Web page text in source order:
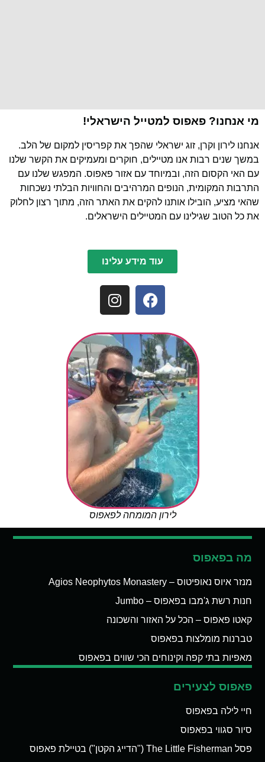
מי אנחנו? פאפוס למטייל הישראלי!
אנחנו לירון וקרן, זוג ישראלי שהפך את קפריסין למקום של הלב.
במשך שנים רבות אנו מטיילים, חוקרים ומעמיקים את הקשר שלנו
עם האי הקסום הזה, ובמיוחד עם אזור פאפוס. המפגש שלנו עם
התרבות המקומית, הנופים המרהיבים והחוויות הבלתי נשכחות
שהאי מציע, הובילו אותנו להקים את האתר הזה, מתוך רצון לחלוק
את כל הטוב שגילינו עם המטיילים הישראלים.
עוד מידע עלינו
לירון המומחה לפאפוס
מה בפאפוס
מנזר איוס נאופיטוס – Agios Neophytos Monastery
חנות רשת ג'מבו בפאפוס – Jumbo
קאטו פאפוס – הכל על האזור והשכונה
טברנות מומלצות בפאפוס
מאפיות בתי קפה וקינוחים הכי שווים בפאפוס
פאפוס לצעירים
חיי לילה בפאפוס
סיור סגווי בפאפוס
פסל The Little Fisherman ("הדייג הקטן") בטיילת פאפוס